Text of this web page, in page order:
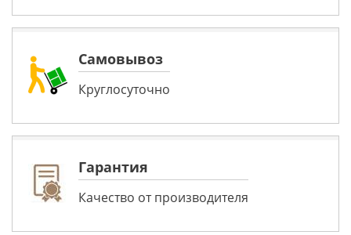
Самовывоз
Круглосуточно
Гарантия
Качество от производителя